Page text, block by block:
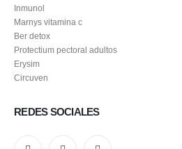
Inmunol
Marnys vitamina c
Ber detox
Protectium pectoral adultos
Erysim
Circuven
REDES SOCIALES